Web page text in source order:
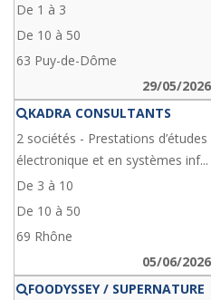
De 1 à 3
De 10 à 50
63 Puy-de-Dôme
29/05/
KADRA CONSULTANTS
2 sociétés - Prestations
électronique et en systèmes inf...
De 3 à 10
De 10 à 50
69 Rhône
05/06/
FOODYSSEY / SUPERNATURE